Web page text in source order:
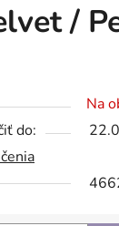
/
Na
do: